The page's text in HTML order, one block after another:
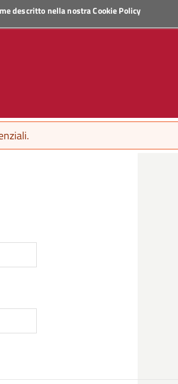
descritto nella nostraCookie Policy